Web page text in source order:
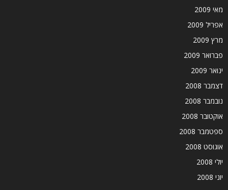
מאי 2009
אפריל 2009
מרץ 2009
פברואר 2009
ינואר 2009
דצמבר 2008
נובמבר 2008
אוקטובר 2008
ספטמבר 2008
אוגוסט 2008
יולי 2008
יוני 2008